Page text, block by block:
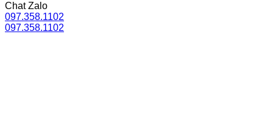
Chat Zalo
097.358.1102
097.358.1102